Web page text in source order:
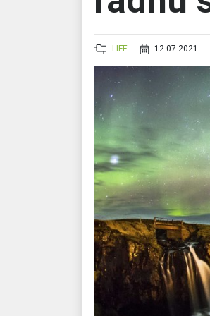
LIFE 12.07.2021.